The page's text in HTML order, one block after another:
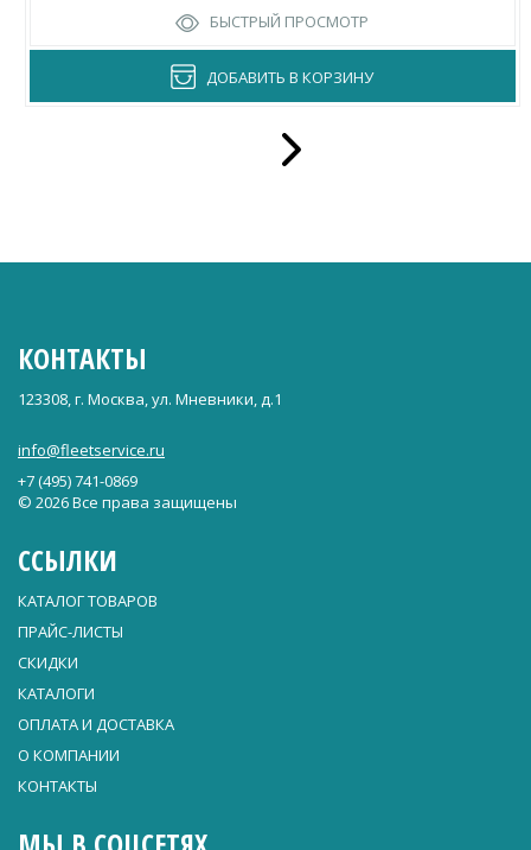
БЫСТРЫЙ ПРОСМОТР
ДОБАВИТЬ В КОРЗИНУ
КОНТАКТЫ
123308, г. Москва, ул. Мневники, д.1
info@fleetservice.ru
+7 (495) 741-0869
© 2026 Все права защищены
ССЫЛКИ
КАТАЛОГ ТОВАРОВ
ПРАЙС-ЛИСТЫ
СКИДКИ
КАТАЛОГИ
ОПЛАТА И ДОСТАВКА
О КОМПАНИИ
КОНТАКТЫ